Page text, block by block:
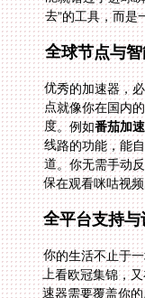
去”的工具，而是
全球节点与
优秀的加速器，
点就像你在国内
度。例如番茄加
保在观看咪咕视
全平台支持
你的生活不止于
上看欧冠集锦，
速器需要覆盖
Windows、mac
服务，就显得格